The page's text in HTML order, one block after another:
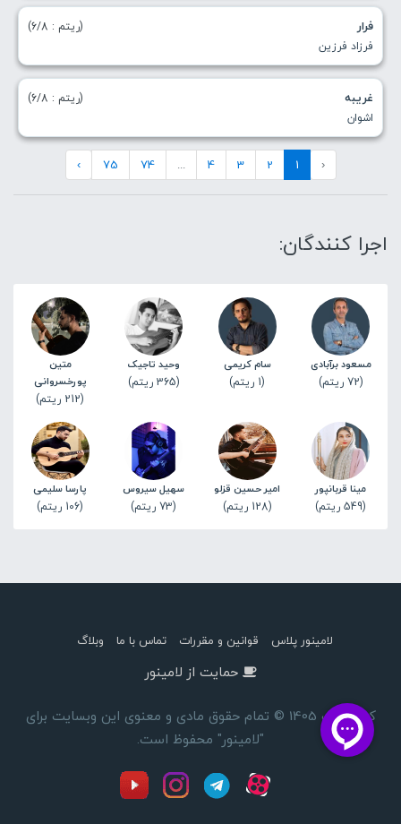
فرار
فرزاد فرزین
(ریتم : 6/8)
غریبه
اشوان
(ریتم : 6/8)
‹
1
2
3
4
...
74
75
›
اجرا کنندگان:
مسعود برآبادی
(72 ریتم)
سام کریمی
(1 ریتم)
وحید تاجیک
(365 ریتم)
متین
پورخسروانی
(212 ریتم)
مینا قربانپور
(549 ریتم)
امیر حسین قزلو
(128 ریتم)
سهیل سیروس
(73 ریتم)
پارسا سلیمی
(106 ریتم)
لامینور پلاس قوانین و مقررات تماس با ما وبلاگ
حمایت از لامینور
کپی رایت 1405 © تمام حقوق مادی و معنوی این وبسایت برای
"لامینور" محفوظ است.